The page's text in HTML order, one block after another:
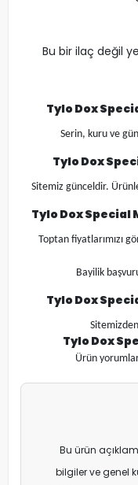
Bu bir ilaç değil
Tylo Dox
Serin, kuru ve
Tylo Dox
Sitemiz günceldir.
Tylo Dox Special
Toptan fiyatlarımızı
Bayilik
Tylo Dox
Tylo Dox
Ürün
Bu ürün
bilgiler ve genel